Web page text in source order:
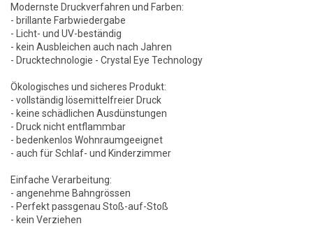
Modernste Druckverfahren und Farben:
- brillante Farbwiedergabe
- Licht- und UV-beständig
- kein Ausbleichen auch nach Jahren
- Drucktechnologie - Crystal Eye Technology
Ökologisches und sicheres Produkt:
- vollständig lösemittelfreier Druck
- keine schädlichen Ausdünstungen
- Druck nicht entflammbar
- bedenkenlos Wohnraumgeeignet
- auch für Schlaf- und Kinderzimmer
Einfache Verarbeitung:
- angenehme Bahngrössen
- Perfekt passgenau Stoß-auf-Stoß
- kein Verziehen